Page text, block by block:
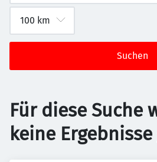
Suchen
Für diese Suche
keine